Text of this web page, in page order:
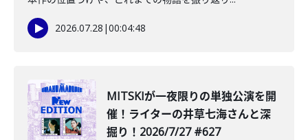
2026.07.28 |00:04:48
MITSKIが一夜限りの単独公演を開
催！ライターの井草七海さんと深
掘り！2026/7/27 #627